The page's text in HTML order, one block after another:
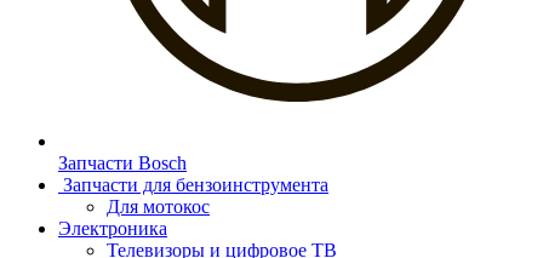
Запчасти Bosch
Запчасти для бензоинструмента
Для мотокос
Электроника
Телевизоры и цифровое ТВ